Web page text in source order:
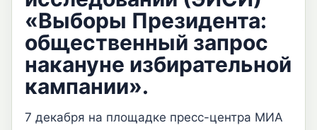
«Выборы Президента:
общественный запрос
накануне избирательной
кампании».
7 декабря на площадке пресс-центра МИА